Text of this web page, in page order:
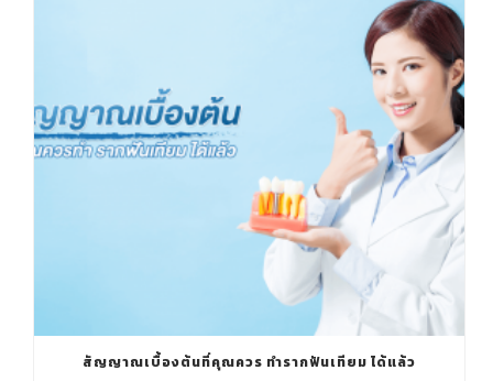
สัญญาณเบื้องต้นที่คุณควร ทำรากฟันเทียม ได้แล้ว